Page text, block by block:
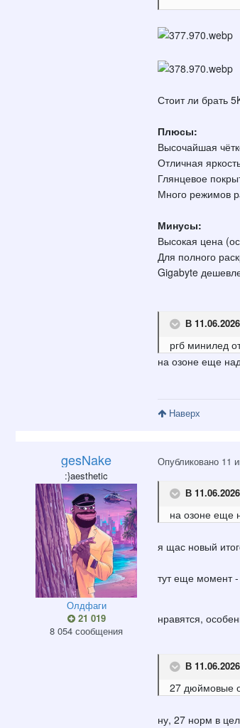
Стоит ли брать
Плюсы:
Высочайшая
Отличная
Глянцевое
Много режимов
Минусы:
Высокая цена
Для полного
Gigabyte
В
ргб минилед
на озоне еще
Наверх
gesNake
:}aesthetic
Олдфаги
21 019
8 054 сообщения
Опубликовано 11
В
на озоне еще
я щас новый
тут еще момент
нравятся,
В
27 дюймовые
ну, 27 норм в